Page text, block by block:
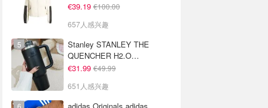
€39.19 €100.00
657人感兴趣
Stanley STANLEY THE
QUENCHER H2.O
FLOWSTATE 保温杯 1.18L 黑
€31.99 €49.99
651人感兴趣